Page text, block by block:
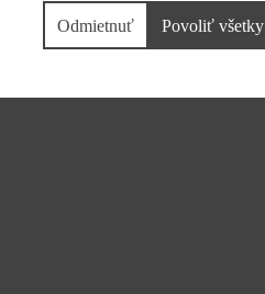
Odmietnuť Povoliť všetky